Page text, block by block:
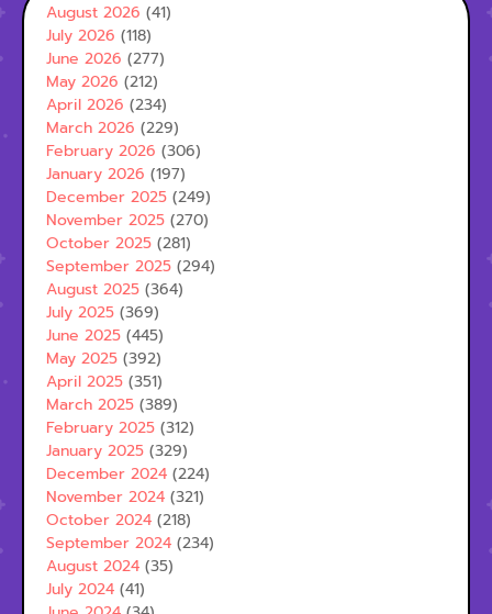
August 2026 (41)
July 2026 (118)
June 2026 (277)
May 2026 (212)
April 2026 (234)
March 2026 (229)
February 2026 (306)
January 2026 (197)
December 2025 (249)
November 2025 (270)
October 2025 (281)
September 2025 (294)
August 2025 (364)
July 2025 (369)
June 2025 (445)
May 2025 (392)
April 2025 (351)
March 2025 (389)
February 2025 (312)
January 2025 (329)
December 2024 (224)
November 2024 (321)
October 2024 (218)
September 2024 (234)
August 2024 (35)
July 2024 (41)